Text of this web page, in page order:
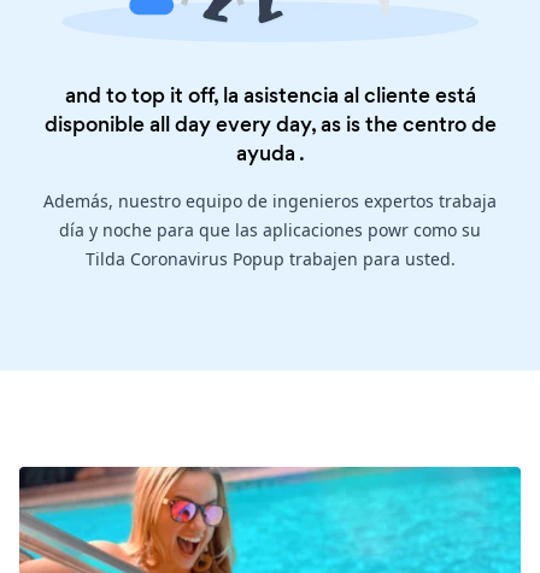
and to top it off, la asistencia al cliente está
disponible all day every day, as is thecentro de
ayuda .
Además, nuestro equipo de ingenieros expertos trabaja
día y noche para que las aplicaciones powr como su
Tilda Coronavirus Popup trabajen para usted.